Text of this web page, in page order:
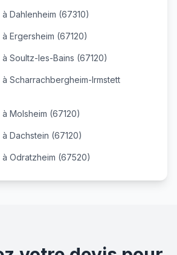
Dahlenheim (67310)
Ergersheim (67120)
Soultz-les-Bains (67120)
Scharrachbergheim-Irmstett
Molsheim (67120)
Dachstein (67120)
Odratzheim (67520)